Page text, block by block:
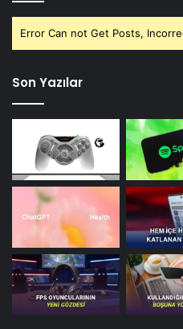
Error Can not Get Posts,
Son Yazılar